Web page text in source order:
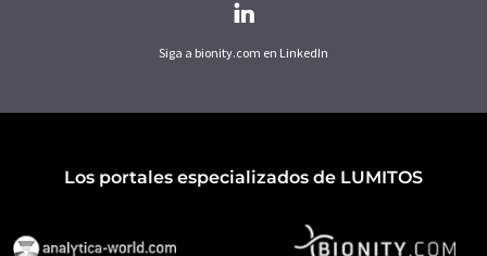
Siga a bionity.com en LinkedIn
Los portales especializados de LUMITOS